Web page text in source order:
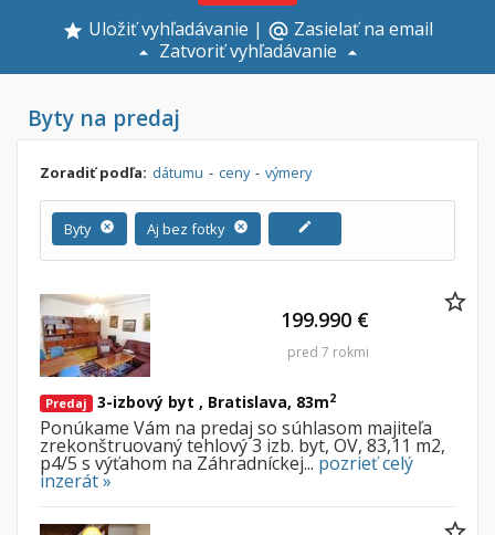
Uložiť vyhľadávanie | alternate_email Zasielať na email
Zatvoriť vyhľadávanie
Byty na predaj
Zoradiť podľa: dátumu - ceny - výmery
Byty cancel Aj bez fotky cancel edit
Predaj 3-izbový byt , Bratislava, 83m2
Ponúkame Vám na predaj so súhlasom majiteľa
zrekonštruovaný tehlový 3 izb. byt, OV, 83,11 m2,
p4/5 s výťahom na Záhradníckej... pozrieť celý
inzerát »
199.990 €
pred 7 rokmi